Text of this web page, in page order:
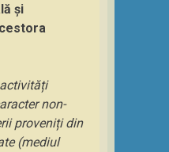
și
non-
proveniți din
(mediul